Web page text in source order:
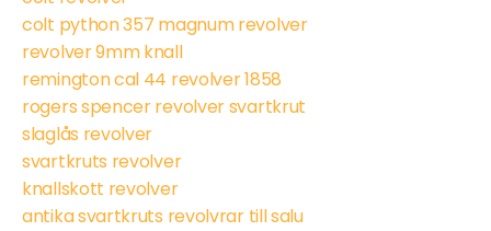
colt python 357 magnum revolver
revolver 9mm knall
remington cal 44 revolver 1858
rogers spencer revolver svartkrut
slaglås revolver
svartkruts revolver
knallskott revolver
antika svartkruts revolvrar till salu